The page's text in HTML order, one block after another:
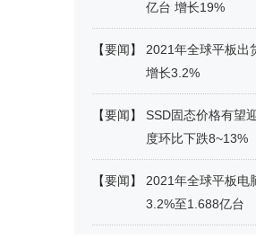
亿台 增长19%
【要闻】
2021年全球平板出
增长3.2%
【要闻】
SSD固态价格有望
度环比下跌8~13%
【要闻】
2021年全球平板电
3.2%至1.688亿台